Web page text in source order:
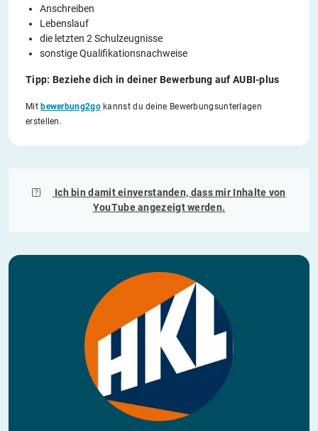
Anschreiben
Lebenslauf
die letzten 2 Schulzeugnisse
sonstige Qualifikationsnachweise
Tipp: Beziehe dich in deiner Bewerbung auf AUBI-plus
Mit bewerbung2gokannst du deine Bewerbungsunterlagen
erstellen.
Ich bin damit einverstanden, dass mir Inhalte von
YouTubeangezeigt werden.